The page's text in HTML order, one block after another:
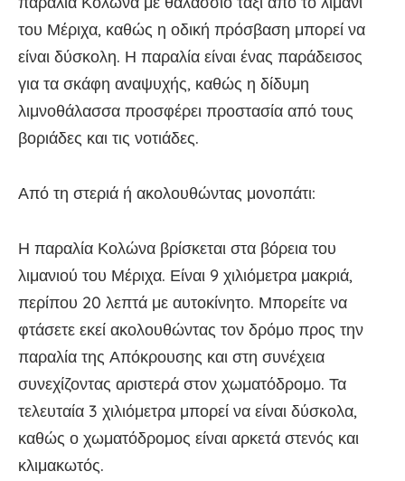
του Μέριχα, καθώς η οδική πρόσβαση μπορεί να
είναι δύσκολη. Η παραλία είναι ένας παράδεισος
για τα σκάφη αναψυχής, καθώς η δίδυμη
λιμνοθάλασσα προσφέρει προστασία από τους
βοριάδες και τις νοτιάδες.
Από τη στεριά ή ακολουθώντας μονοπάτι:
Η παραλία Κολώνα βρίσκεται στα βόρεια του
λιμανιού του Μέριχα. Είναι 9 χιλιόμετρα μακριά,
περίπου 20 λεπτά με αυτοκίνητο. Μπορείτε να
φτάσετε εκεί ακολουθώντας τον δρόμο προς την
παραλία της Απόκρουσης και στη συνέχεια
συνεχίζοντας αριστερά στον χωματόδρομο. Τα
τελευταία 3 χιλιόμετρα μπορεί να είναι δύσκολα,
καθώς ο χωματόδρομος είναι αρκετά στενός και
κλιμακωτός.